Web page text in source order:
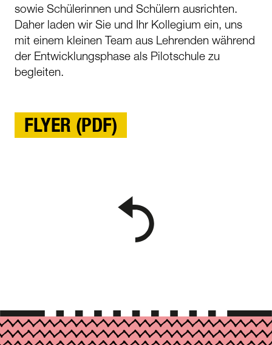
sowie Schülerinnen und Schülern ausrichten.
Daher laden wir Sie und Ihr Kollegium ein, uns
mit einem kleinen Team aus Lehrenden während
der Entwicklungsphase als Pilotschule zu
begleiten.
FLYER (PDF)